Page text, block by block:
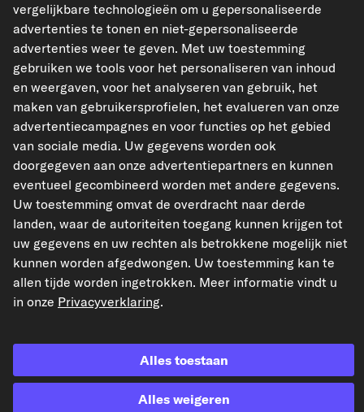
kfzteile24.de kfzteile24.at
carpardoo.fr
carpardoo.dk
De hier gepresenteerde gegevens, met name de volledige database, mogen niet
worden gereproduceerd. Het is ten strengste verboden de gegevens en de
database te reproduceren en te verspreiden zonder voorafgaande toestemming
van TecAlliance en/of derden bij dergelijke activiteiten te betrekken. Elk
ongeoorloofd gebruik van de inhoud vormt een inbreuk op het auteursrecht en
kan leiden tot juridische stappen.
Contract herroepen
© 2026 kfzteile24 GmbH - Alle rechten voorbehouden.
¹“Gratis verzending” of “zonder verzendkosten” betekent dat de standaard
vergelijkbare technologieën om u gepersonaliseerde
advertenties te tonen en niet-gepersonaliseerde
advertenties weer te geven. Met uw toestemming
gebruiken we tools voor het personaliseren van inhoud
en weergaven, voor het analyseren van gebruik, het
maken van gebruikersprofielen, het evalueren van onze
advertentiecampagnes en voor functies op het gebied
van sociale media. Uw gegevens worden ook
doorgegeven aan onze advertentiepartners en kunnen
eventueel gecombineerd worden met andere gegevens.
Uw toestemming omvat de overdracht naar derde
landen, waar de autoriteiten toegang kunnen krijgen tot
uw gegevens en uw rechten als betrokkene mogelijk niet
kunnen worden afgedwongen. Uw toestemming kan te
allen tijde worden ingetrokken. Meer informatie vindt u
in onze Privacyverklaring.
Alles toestaan
Alles weigeren